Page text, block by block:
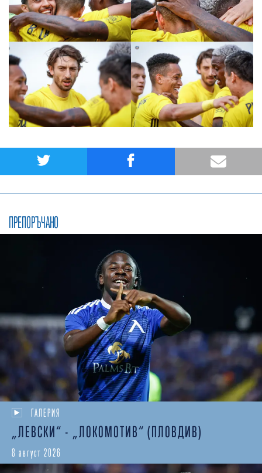
ПРЕПОРЪЧАНО
ГАЛЕРИЯ
„ЛЕВСКИ“ - „ЛОКОМОТИВ“ (ПЛОВДИВ)
8 август 2026